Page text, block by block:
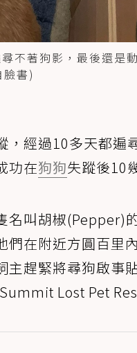
不著狗影，最後還是
書)
經過10多天都遍
功在狗狗失蹤後10
名叫胡椒(Pepper)
們在附近方圓百里
趕緊將尋狗啟事
Lost Pet